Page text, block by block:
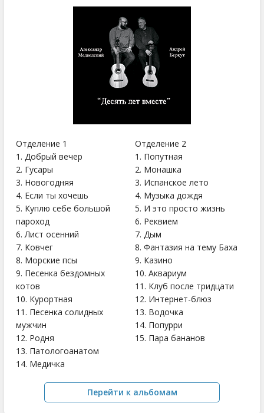
Отделение 1
1. Добрый вечер
2. Гусары
3. Новогодняя
4. Если ты хочешь
5. Куплю себе большой
пароход
6. Лист осенний
7. Ковчег
8. Морские псы
9. Песенка бездомных
котов
10. Курортная
11. Песенка солидных
мужчин
12. Родня
13. Патологоанатом
14. Медичка
Отделение 2
1. Попутная
2. Монашка
3. Испанское лето
4. Музыка дождя
5. И это просто жизнь
6. Реквием
7. Дым
8. Фантазия на тему Баха
9. Казино
10. Аквариум
11. Клуб после тридцати
12. Интернет-блюз
13. Водочка
14. Попурри
15. Пара бананов
Перейти к альбомам